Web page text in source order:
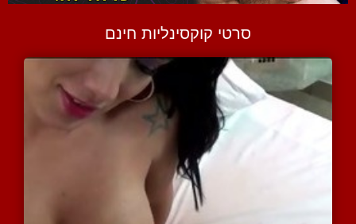
סרטי קוקסינליות חינם